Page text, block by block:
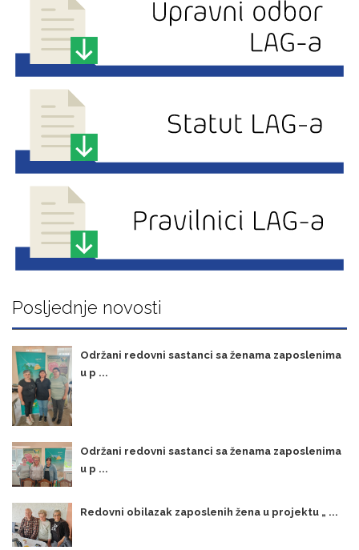
Posljednje novosti
Održani redovni sastanci sa ženama zaposlenima
u p ...
Održani redovni sastanci sa ženama zaposlenima
u p ...
Redovni obilazak zaposlenih žena u projektu „ ...